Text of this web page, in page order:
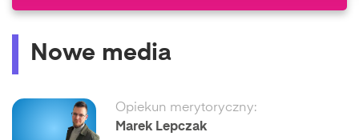
Nowe media
Opiekun merytoryczny:
Marek Lepczak